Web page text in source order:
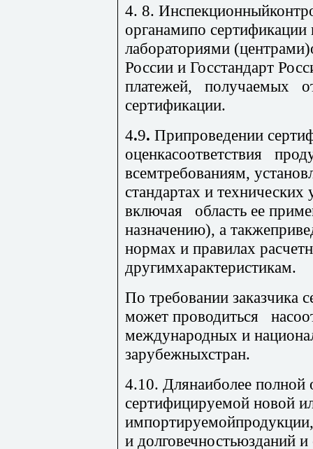
4. 8.
органамипо
лабораториями
России и Госстандарт
платежей, получаемых
сертификации.
4.9. Припроведении
оценкасоответствия
всемтребованиям,
стандартах и
включая область ее
назначению), а
нормах и правилах
другимхарактеристикам.
По требовании заказчика
может проводиться
международных и
зарубежныхстран.
4.10. Длянаиболее полной
сертифицируемой новой
и долговечностьюзданий